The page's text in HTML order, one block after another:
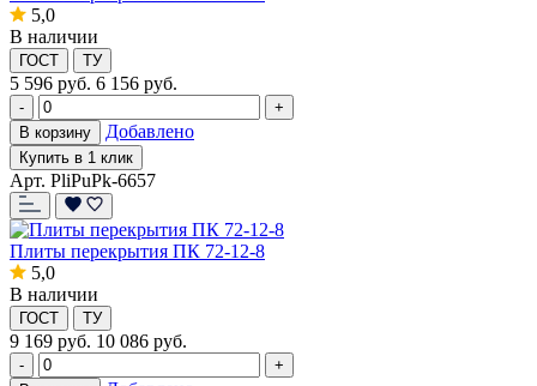
5,0
В наличии
ГОСТ ТУ
5 596 руб. 6 156 руб.
-
+
В корзину
Добавлено
Купить в 1 клик
Арт. PliPuPk-6657
Плиты перекрытия ПК 72-12-8
5,0
В наличии
ГОСТ ТУ
9 169 руб. 10 086 руб.
-
+